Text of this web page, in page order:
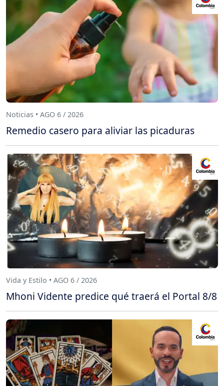
Noticias • AGO 6 / 2026
Remedio casero para aliviar las picaduras
Vida y Estilo • AGO 6 / 2026
Mhoni Vidente predice qué traerá el Portal 8/8